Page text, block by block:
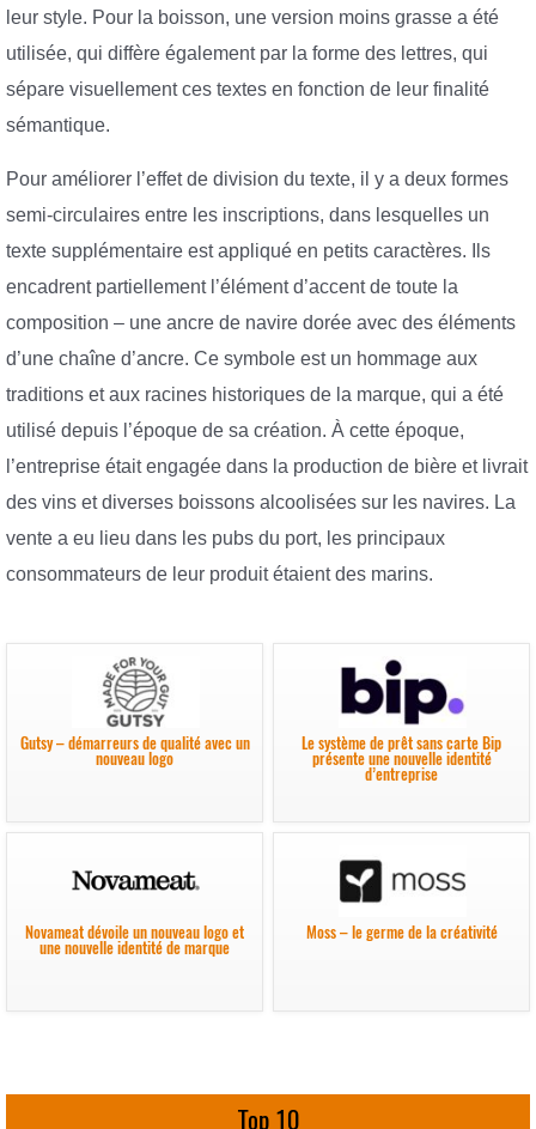
leur style. Pour la boisson, une version moins grasse a été
utilisée, qui diffère également par la forme des lettres, qui
sépare visuellement ces textes en fonction de leur finalité
sémantique.
Pour améliorer l’effet de division du texte, il y a deux formes
semi-circulaires entre les inscriptions, dans lesquelles un
texte supplémentaire est appliqué en petits caractères. Ils
encadrent partiellement l’élément d’accent de toute la
composition – une ancre de navire dorée avec des éléments
d’une chaîne d’ancre. Ce symbole est un hommage aux
traditions et aux racines historiques de la marque, qui a été
utilisé depuis l’époque de sa création. À cette époque,
l’entreprise était engagée dans la production de bière et livrait
des vins et diverses boissons alcoolisées sur les navires. La
vente a eu lieu dans les pubs du port, les principaux
consommateurs de leur produit étaient des marins.
Gutsy – démarreurs de qualité avec un
nouveau logo
Le système de prêt sans carte Bip
présente une nouvelle identité
d’entreprise
Novameat dévoile un nouveau logo et
une nouvelle identité de marque
Moss – le germe de la créativité
Top 10